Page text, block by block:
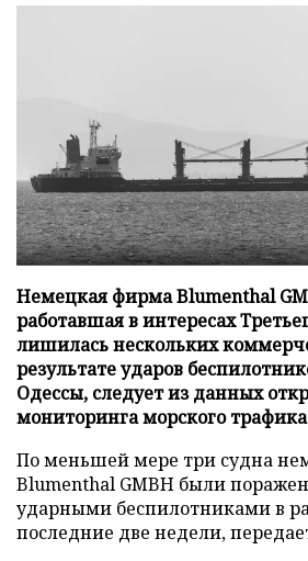
Немецкая фирма Blumenthal
работавшая в интересах
лишилась нескольких
результате ударов
Одессы, следует из данных
мониторинга морского
По меньшей мере три судна
Blumenthal GMBH были
ударными беспилотниками в
последние две недели,